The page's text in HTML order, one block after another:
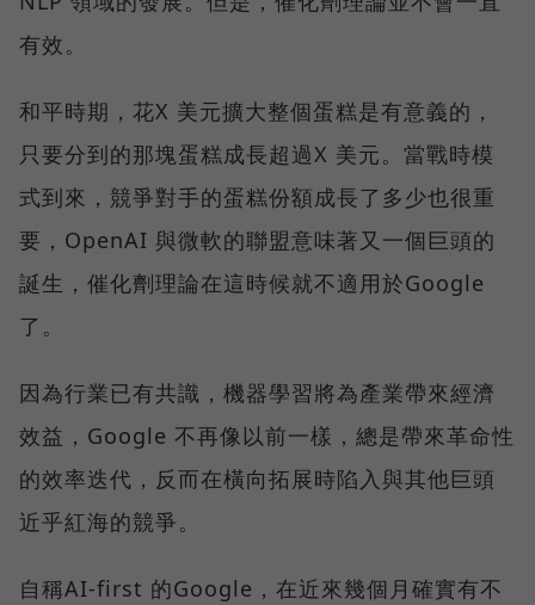
有效。
和平時期，花X 美元擴大整個蛋糕是有意義的，
只要分到的那塊蛋糕成長超過X 美元。當戰時模
式到來，競爭對手的蛋糕份額成長了多少也很重
要，OpenAI 與微軟的聯盟意味著又一個巨頭的
誕生，催化劑理論在這時候就不適用於Google
了。
因為行業已有共識，機器學習將為產業帶來經濟
效益，Google 不再像以前一樣，總是帶來革命性
的效率迭代，反而在橫向拓展時陷入與其他巨頭
近乎紅海的競爭。
自稱AI-first 的Google，在近來幾個月確實有不